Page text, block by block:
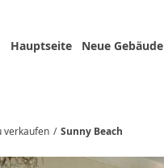
Hauptseite Neue Gebäude
verkaufen / Sunny Beach